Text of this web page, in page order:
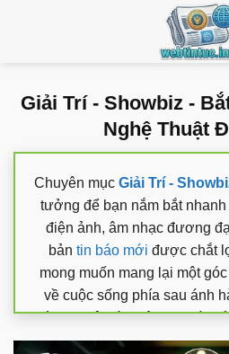
Giải Trí - Showbiz -
Nghệ Thuật
Chuyên mục Giải Trí -
tưởng để bạn nắm bắt
điện ảnh, âm nhạc đương
bản tin báo mới được chắt
mong muốn mang lại một
về cuộc sống phía sau ánh
dừng lại ở các thông tin bề
phân tích những tác phẩm